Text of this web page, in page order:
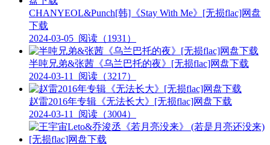
CHANYEOL&Punch[韩]《Stay With Me》[无损flac]网盘
下载
2024-03-05 阅读（1931）
半吨兄弟&张茜《乌兰巴托的夜》[无损flac]网盘下载
2024-03-11
阅读（3217）
赵雷2016年专辑《无法长大》[无损flac]网盘下载
2024-03-11
阅读（3004）